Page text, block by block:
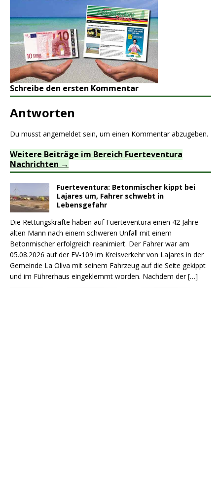
Schreibe den ersten Kommentar
Antworten
Du musst angemeldet sein, um einen Kommentar abzugeben.
Weitere Beiträge im Bereich Fuerteventura
Nachrichten
Fuerteventura: Betonmischer kippt bei
Lajares um, Fahrer schwebt in
Lebensgefahr
Die Rettungskräfte haben auf Fuerteventura einen 42 Jahre
alten Mann nach einem schweren Unfall mit einem
Betonmischer erfolgreich reanimiert. Der Fahrer war am
05.08.2026 auf der FV-109 im Kreisverkehr von Lajares in der
Gemeinde La Oliva mit seinem Fahrzeug auf die Seite gekippt
und im Führerhaus eingeklemmt worden. Nachdem der[…]